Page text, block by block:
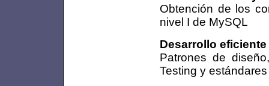
Obtención de los
nivel I de MySQL
Desarrollo
Patrones de
Testing y